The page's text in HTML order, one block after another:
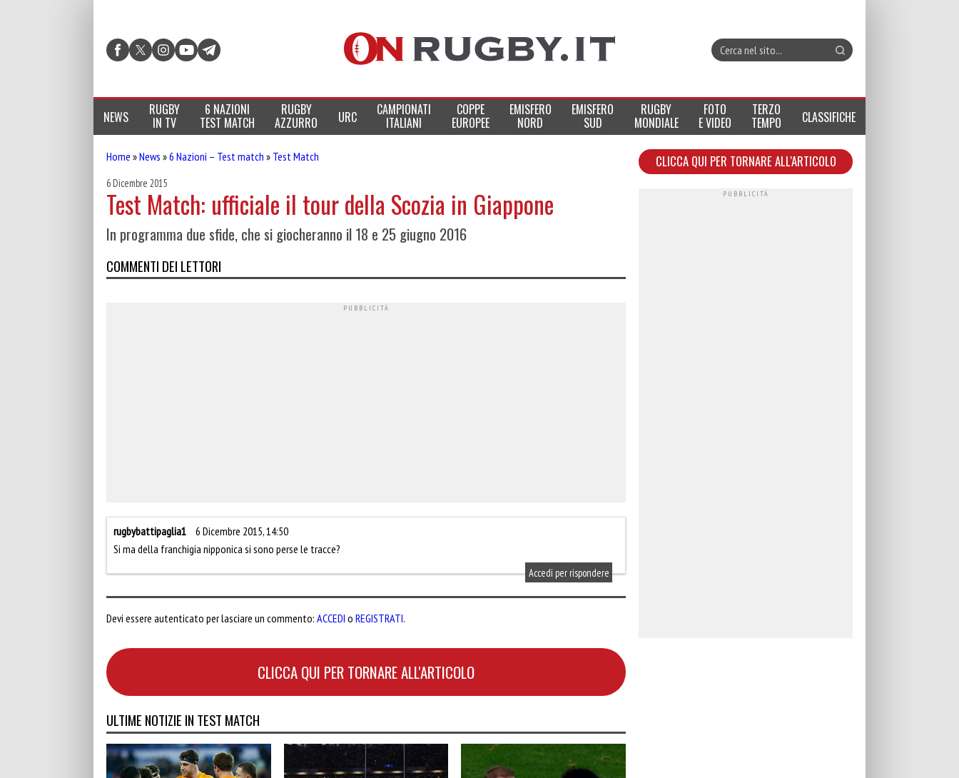
NEWS RUGBY
IN TV
6 NAZIONI
TEST MATCH
RUGBY
AZZURRO URC CAMPIONATI
ITALIANI
COPPE
EUROPEE
EMISFERO
NORD
EMISFERO
SUD
RUGBY
MONDIALE
FOTO
E VIDEO
TERZO
TEMPO CLASSIFICHE
Home »News »6 Nazioni – Test match » Test Match
6 Dicembre 2015
Test Match: ufficiale il tour della Scozia in Giappone
In programma due sfide, che si giocheranno il 18 e 25 giugno 2016
COMMENTI DEI LETTORI
rugbybattipaglia1
6 Dicembre 2015, 14:50
Si ma della franchigia nipponica si sono perse le tracce?
Accedi per rispondere
Devi essere autenticato per lasciare un commento: ACCEDI o REGISTRATI.
CLICCA QUI PER TORNARE ALL'ARTICOLO
ULTIME NOTIZIE IN TEST MATCH
CLICCA QUI PER TORNARE ALL'ARTICOLO